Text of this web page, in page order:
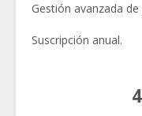
Gestión avanzada
Suscripción anual.